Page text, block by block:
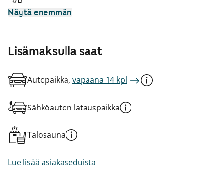
Näytä enemmän
Lisämaksulla saat
Autopaikka, vapaana 14 kpl
Sähköauton latauspaikka
Talosauna
Lue lisää asiakaseduista